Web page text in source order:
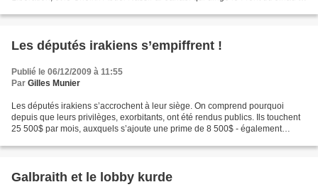
Les députés irakiens s’empiffrent !
Publié le 06/12/2009 à 11:55
Par Gilles Munier
Les députés irakiens s’accrochent à leur siège. On comprend pourquoi
depuis que leurs privilèges, exorbitants, ont été rendus publics. Ils touchent
25 500$ par mois, auxquels s’ajoute une prime de 8 500$ - également
Galbraith et le lobby kurde